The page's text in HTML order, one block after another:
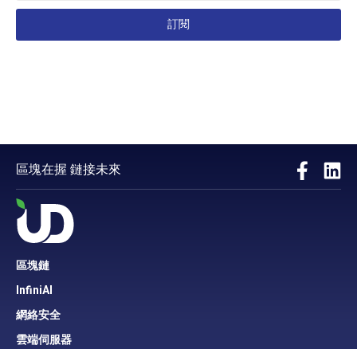
訂閱
區塊在握 鏈接未來
區塊鏈
InfiniAI
網絡安全
雲端伺服器